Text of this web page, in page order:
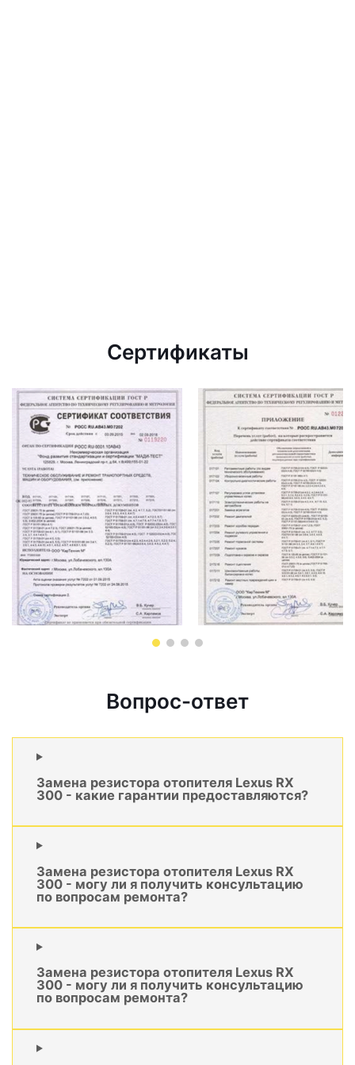
Сертификаты
Вопрос-ответ
Замена резистора отопителя Lexus RX
300 - какие гарантии предоставляются?
Замена резистора отопителя Lexus RX
300 - могу ли я получить консультацию
по вопросам ремонта?
Замена резистора отопителя Lexus RX
300 - могу ли я получить консультацию
по вопросам ремонта?